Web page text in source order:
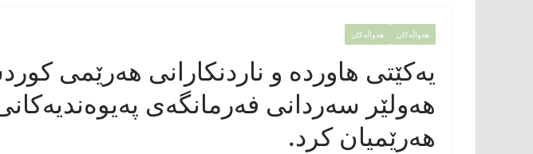
هەواڵەکان هەواڵەکان
یەکێتی هاوردە و ناردنکارانی هەرێمی
هەولێر سەردانی فەرمانگەی
هەرێمیان کرد.